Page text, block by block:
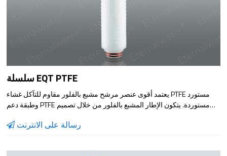
سلسلة EQT PTFE
يعتمد أقوى عنصر مرشح مشبع بالفلور مقاوم للتآكل غشاء PTFE مستورد
وطبقة دعم PTFE مستوردة. يتكون الإطار المشبع بالفلور من خلال تصميم
أن تلبي الترشيح في معظم البيئات القاسية. تتميز بمقاومة فائقة للتآكل
رسالة على الانترنت